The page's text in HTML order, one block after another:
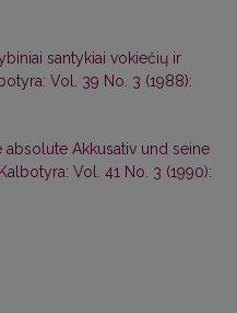
santykiai vokiečių ir
Vol. 39 No. 3 (1988):
absolute Akkusativ und seine
Kalbotyra: Vol. 41 No. 3 (1990):